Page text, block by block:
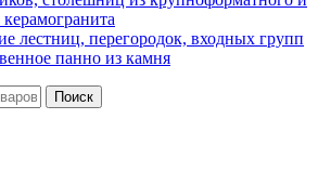
лестниц, перегородок, входных групп
панно из камня